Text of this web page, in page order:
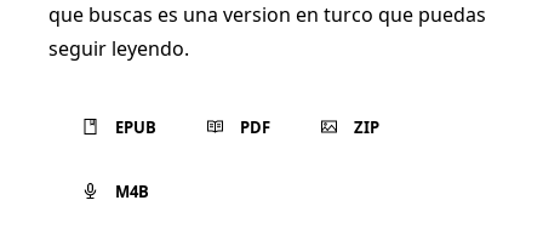
que buscas es una version en turco que puedas
seguir leyendo.
EPUB PDF ZIP
M4B